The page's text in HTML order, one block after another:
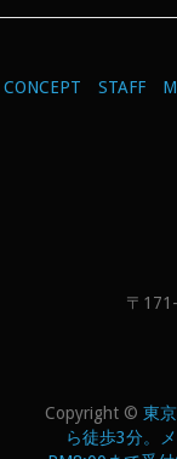
CONCEPT STAFF
〒
Copyright © 東
ら徒歩3分。